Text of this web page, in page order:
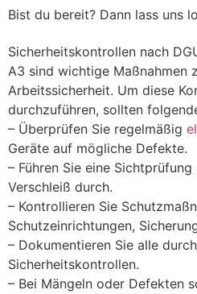
Bist du bereit? Dann lass uns
Sicherheitskontrollen nach
A3 sind wichtige Maßnahmen
Arbeitssicherheit. Um diese
durchzuführen, sollten
– Überprüfen Sie regelmäßig
Geräte auf mögliche Defekte.
– Führen Sie eine
Verschleiß durch.
– Kontrollieren Sie
Schutzeinrichtungen,
– Dokumentieren Sie alle
Sicherheitskontrollen.
– Bei Mängeln oder Defekten